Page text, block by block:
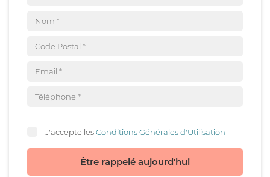
J'accepte lesConditions Générales d'Utilisation
Être rappelé aujourd'hui